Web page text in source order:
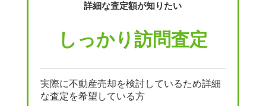
詳細な査定額が知りたい
しっかり訪問査定
実際に不動産売却を検討しているため詳細
な査定を希望している方